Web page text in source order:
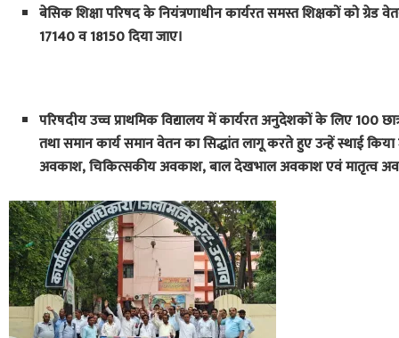
बेसिक शिक्षा परिषद के नियंत्रणाधीन कार्यरत समस्त शिक्षकों को
17140 व 18150 दिया जाए।
परिषदीय उच्च प्राथमिक विद्यालय में कार्यरत अनुदेशकों के लिए 100
तथा समान कार्य समान वेतन का सिद्धांत लागू करते हुए उन्हें स्थाई
अवकाश, चिकित्सकीय अवकाश, बाल देखभाल अवकाश एवं मातृत्व